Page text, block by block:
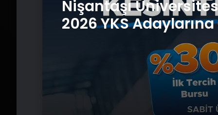
Nişantaşı
2026 YKS
Güvence: Sabit
Kesintisiz Burs